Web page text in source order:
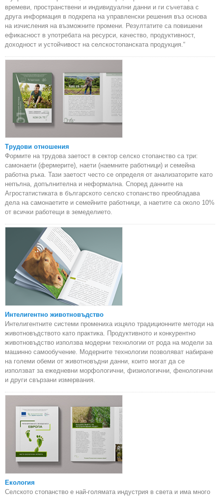
времеви, пространствени и индивидуални данни и ги съчетава с
друга информация в подкрепа на управленски решения въз основа
на изчисления на възможните промени. Резултатите са повишени
ефикасност в употребата на ресурси, качество, продуктивност,
доходност и устойчивост на селскостопанската продукция.“
Трудови отношения
Формите на трудова заетост в сектор селско стопанство са три:
самонаети (фермерите), наети (наемните работници) и семейна
работна ръка. Тази заетост често се определя от анализаторите като
непълна, допълнителна и неформална. Според данните на
Агростатистиката в българското селско стопанство преобладава
дела на самонаетите и семейните работници, а наетите са около 10%
от всички работещи в земеделието.
Интелигентно животновъдство
Интелигентните системи промениха изцяло традиционните методи на
животновъдството като практика. Продуктивното и конкурентно
животновъдство използва модерни технологии от рода на модели за
машинно самообучение. Модерните технологии позволяват набиране
на големи обеми от животновъдни данни, които могат да се
използват за ежедневни морфологични, физиологични, фенологични
и други свързани измервания.
Екология
Селското стопанство е най-голямата индустрия в света и има много